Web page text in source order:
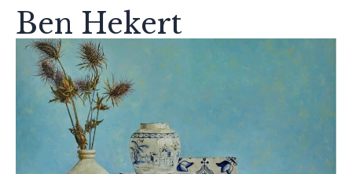
Ben Hekert